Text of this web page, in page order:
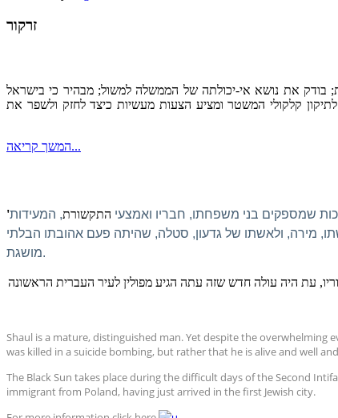
זרקור
בודק את נושא אי-יכולתה של הממשלה למשול; מבהיר כי בישראל
קלקולי המשטר ומציע הצעות מעשיות כיצד לחזק ולשפר את
המשך קריאה...
שמספקים בני משפחתו, חבריו ואמצעי התקשורת, המעידות
מירה, ולאשתו של גדעון, סטלה, שהיתה פעם אהובתו הבלתי
מושגת.
עת היה עולה חדש שזה עתה הגיע מפולין לעיר העברית הראשונה
Shaul is a mature, distinguished man. Yet despite the
was killed in a suicide bombing, but rather that he is alive and well
The Black Sun takes place during the difficult days of the Second
immigrant from Poland, having just arrived in the first Jewish city.